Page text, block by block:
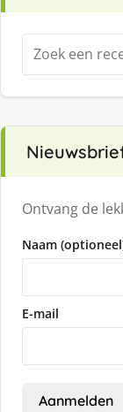
Zoeken
naar:
Ontvang de
Naam
E-mail
Aanmelden